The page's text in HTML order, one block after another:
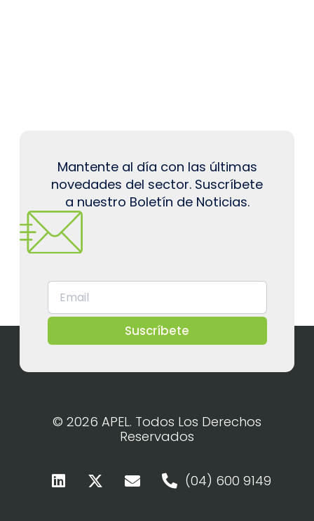
Mantente al día con las últimas
novedades del sector. Suscríbete
a nuestro Boletín de Noticias.
Suscríbete
© 2026 APEL. Todos Los Derechos
Reservados
(04) 600 9149